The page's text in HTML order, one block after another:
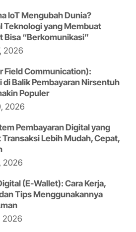
IoT Mengubah Dunia?
Teknologi yang Membuat
Bisa “Berkomunikasi”
2026
Field Communication):
di Balik Pembayaran Nirsentuh
Populer
2026
Pembayaran Digital yang
Lebih Mudah, Cepat,
2026
(E-Wallet): Cara Kerja,
Tips Menggunakannya
2026